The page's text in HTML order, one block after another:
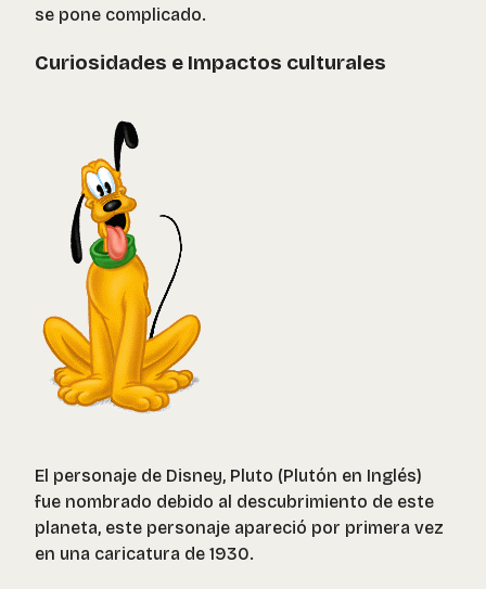
se pone complicado.
Curiosidades e Impactos culturales
El personaje de Disney, Pluto (Plutón en Inglés)
fue nombrado debido al descubrimiento de este
planeta, este personaje apareció por primera vez
en una caricatura de 1930.